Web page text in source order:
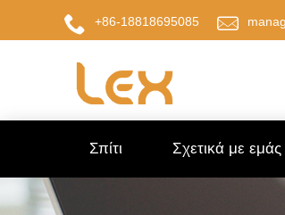
+86-18818695085
Σπίτι Σχετικά με εμάς